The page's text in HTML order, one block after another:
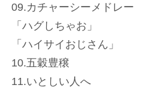
09.カチャーシーメドレー
「ハグしちゃお」
「ハイサイおじさん」
10.五穀豊穣
11.いとしい人へ